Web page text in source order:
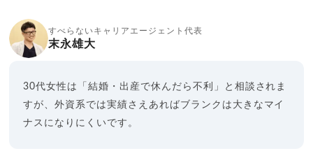
すべらないキャリアエージェント代表
末永雄大
30代女性は「結婚・出産で休んだら不利」と相談されま
すが、外資系では実績さえあればブランクは大きなマイ
ナスになりにくいです。